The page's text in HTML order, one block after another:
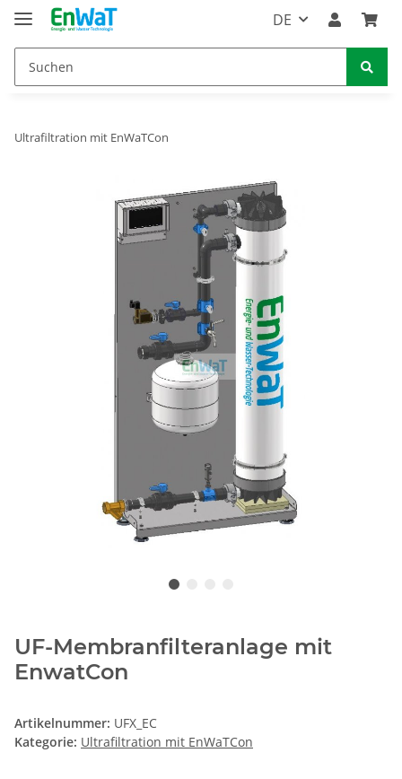
DE
Ultrafiltration mit EnWaTCon
UF-Membranfilteranlage mit
EnwatCon
Artikelnummer: UFX_EC
Kategorie: Ultrafiltration mit EnWaTCon